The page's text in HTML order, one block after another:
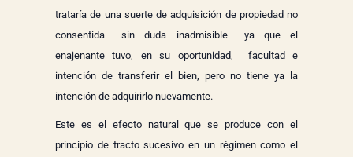
trataría de una suerte de adquisición de propiedad no
consentida –sin duda inadmisible– ya que el
enajenante tuvo, en su oportunidad, facultad e
intención de transferir el bien, pero no tiene ya la
intención de adquirirlo nuevamente.
Este es el efecto natural que se produce con el
principio de tracto sucesivo en un régimen como el